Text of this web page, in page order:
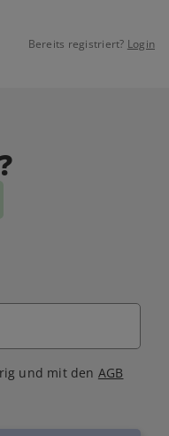
Bereits registriert? Login
und mit den AGB